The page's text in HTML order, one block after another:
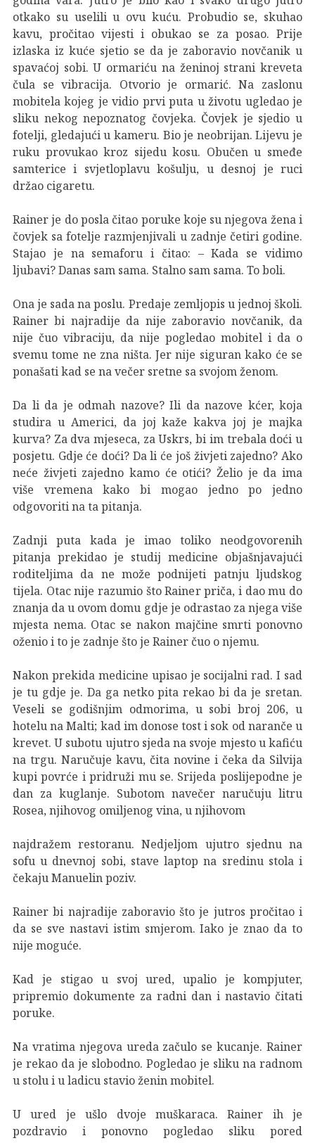
otkako su uselili u ovu kuću. Probudio se, skuhao
kavu, pročitao vijesti i obukao se za posao. Prije
izlaska iz kuće sjetio se da je zaboravio novčanik u
spavaćoj sobi. U ormariću na ženinoj strani kreveta
čula se vibracija. Otvorio je ormarić. Na zaslonu
mobitela kojeg je vidio prvi puta u životu ugledao je
sliku nekog nepoznatog čovjeka. Čovjek je sjedio u
fotelji, gledajući u kameru. Bio je neobrijan. Lijevu je
ruku provukao kroz sijedu kosu. Obučen u smeđe
samterice i svjetloplavu košulju, u desnoj je ruci
držao cigaretu.
Rainer je do posla čitao poruke koje su njegova žena i
čovjek sa fotelje razmjenjivali u zadnje četiri godine.
Stajao je na semaforu i čitao: – Kada se vidimo
ljubavi? Danas sam sama. Stalno sam sama. To boli.
Ona je sada na poslu. Predaje zemljopis u jednoj školi.
Rainer bi najradije da nije zaboravio novčanik, da
nije čuo vibraciju, da nije pogledao mobitel i da o
svemu tome ne zna ništa. Jer nije siguran kako će se
ponašati kad se na večer sretne sa svojom ženom.
Da li da je odmah nazove? Ili da nazove kćer, koja
studira u Americi, da joj kaže kakva joj je majka
kurva? Za dva mjeseca, za Uskrs, bi im trebala doći u
posjetu. Gdje će doći? Da li će još živjeti zajedno? Ako
neće živjeti zajedno kamo će otići? Želio je da ima
više vremena kako bi mogao jedno po jedno
odgovoriti na ta pitanja.
Zadnji puta kada je imao toliko neodgovorenih
pitanja prekidao je studij medicine objašnjavajući
roditeljima da ne može podnijeti patnju ljudskog
tijela. Otac nije razumio što Rainer priča, i dao mu do
znanja da u ovom domu gdje je odrastao za njega više
mjesta nema. Otac se nakon majčine smrti ponovno
oženio i to je zadnje što je Rainer čuo o njemu.
Nakon prekida medicine upisao je socijalni rad. I sad
je tu gdje je. Da ga netko pita rekao bi da je sretan.
Veseli se godišnjim odmorima, u sobi broj 206, u
hotelu na Malti; kad im donose tost i sok od naranče u
krevet. U subotu ujutro sjeda na svoje mjesto u kafiću
na trgu. Naručuje kavu, čita novine i čeka da Silvija
kupi povrće i pridruži mu se. Srijeda poslijepodne je
dan za kuglanje. Subotom navečer naručuju litru
Rosea, njihovog omiljenog vina, u njihovom
najdražem restoranu. Nedjeljom ujutro sjednu na
sofu u dnevnoj sobi, stave laptop na sredinu stola i
čekaju Manuelin poziv.
Rainer bi najradije zaboravio što je jutros pročitao i
da se sve nastavi istim smjerom. Iako je znao da to
nije moguće.
Kad je stigao u svoj ured, upalio je kompjuter,
pripremio dokumente za radni dan i nastavio čitati
poruke.
Na vratima njegova ureda začulo se kucanje. Rainer
je rekao da je slobodno. Pogledao je sliku na radnom
u stolu i u ladicu stavio ženin mobitel.
U ured je ušlo dvoje muškaraca. Rainer ih je
pozdravio i ponovno pogledao sliku pored